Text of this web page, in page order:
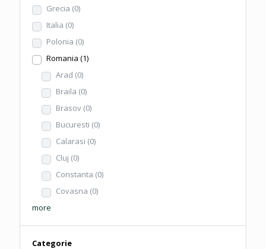
Grecia (0)
Italia (0)
Polonia (0)
Romania (1)
Arad (0)
Braila (0)
Brasov (0)
Bucuresti (0)
Calarasi (0)
Cluj (0)
Constanta (0)
Covasna (0)
more
Categorie